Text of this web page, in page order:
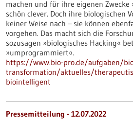
machen und für ihre eigenen Zwecke
schön clever. Doch ihre biologischen
keiner Weise nach – sie können
vorgehen. Das macht sich die
sozusagen »biologisches Hacking«
»umprogrammiert«.
https://www.bio-pro.de/aufgaben/
transformation/aktuelles/
biointelligent
Pressemitteilung - 12.07.2022